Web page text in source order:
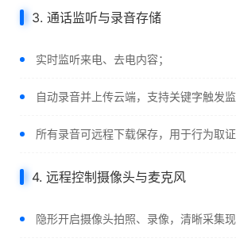
3. 通话监听与录音存储
实时监听来电、去电内容；
自动录音并上传云端，支持关键字触发监
所有录音可远程下载保存，用于行为取证
4. 远程控制摄像头与麦克风
隐形开启摄像头拍照、录像，清晰采集现